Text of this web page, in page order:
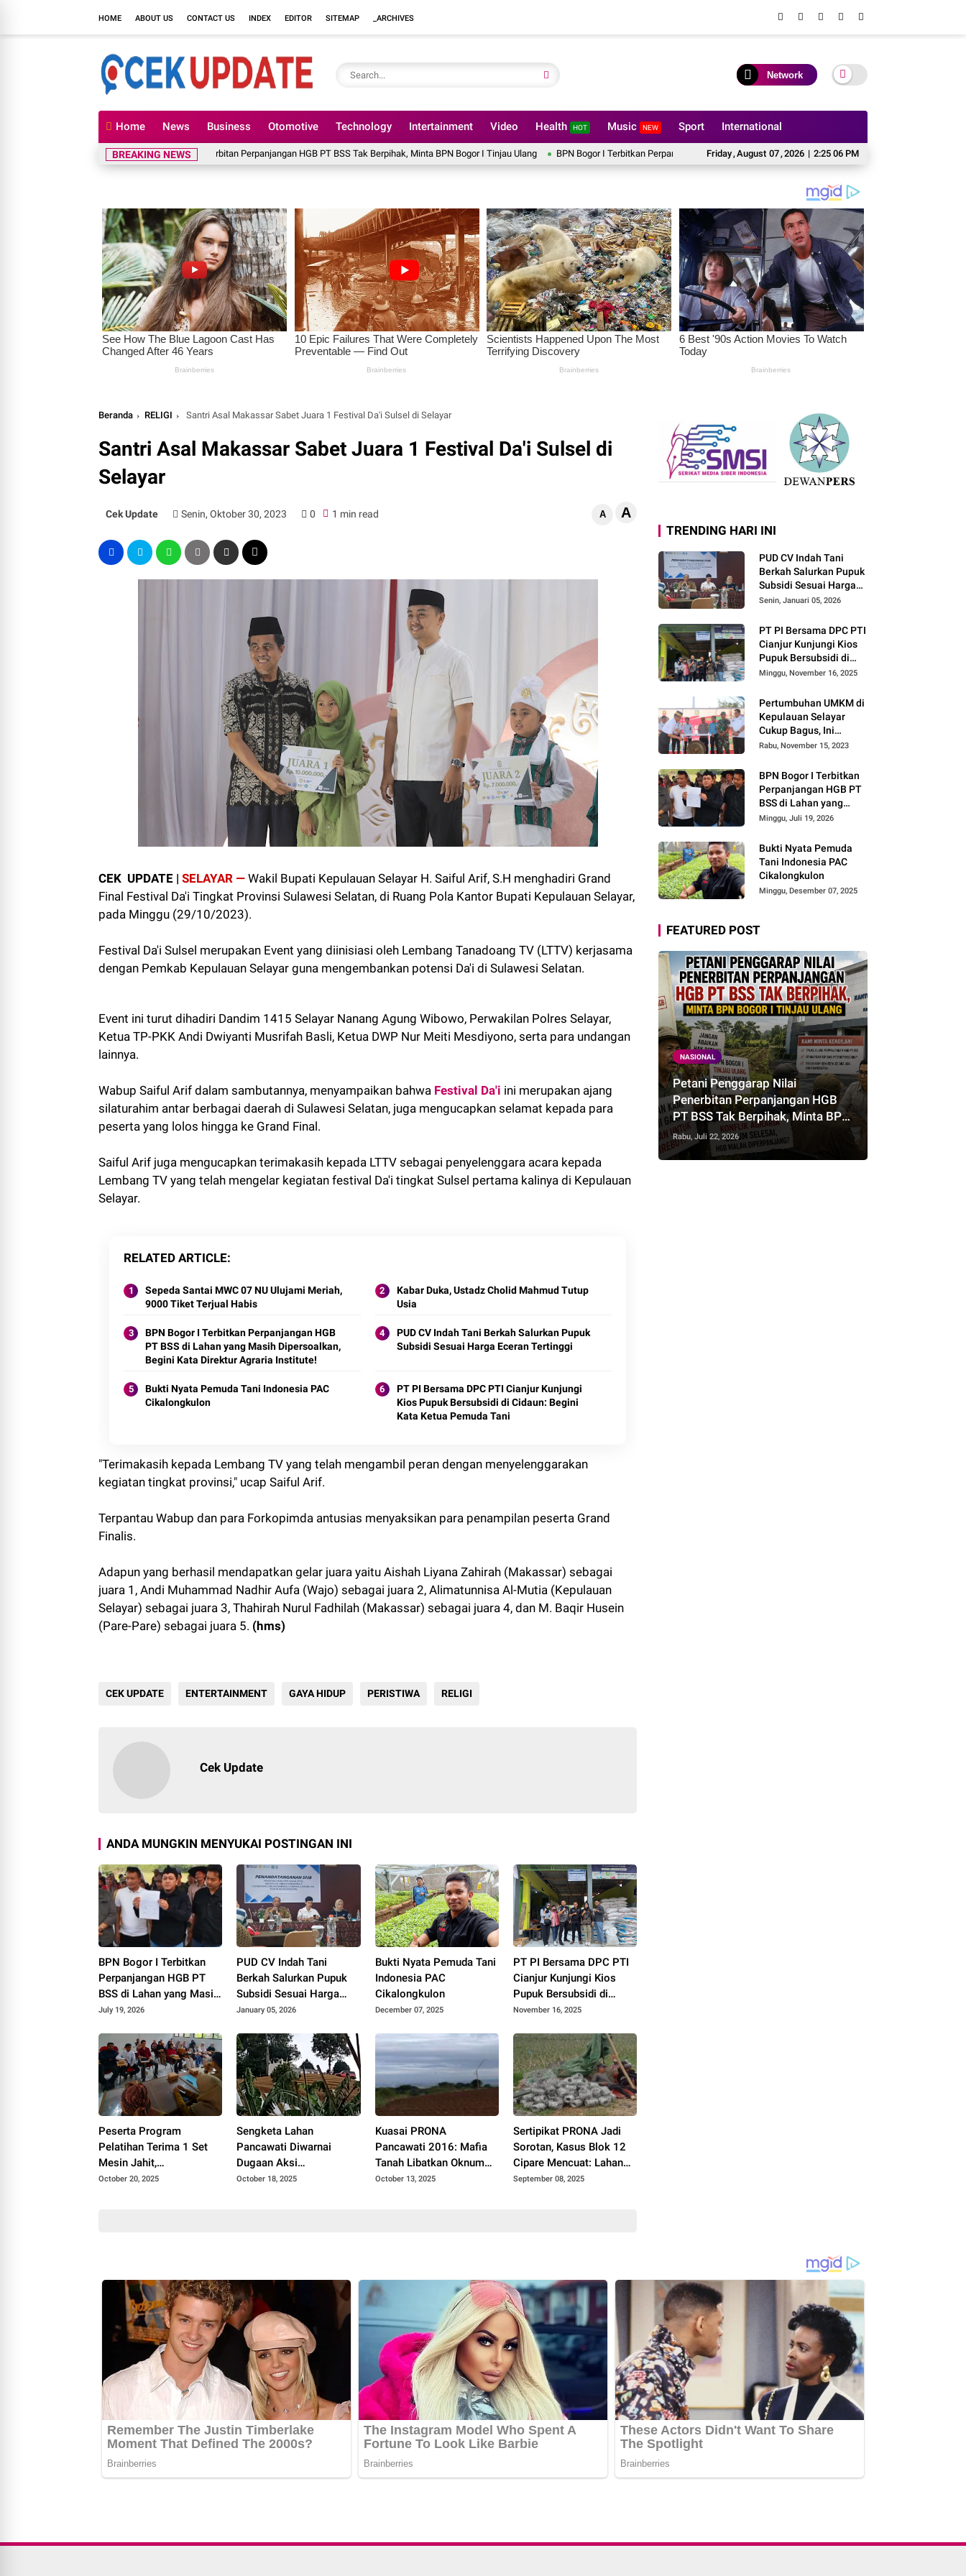
HOME ABOUT US CONTACT US INDEX EDITOR SITEMAP _ARCHIVES
Network
Home News Business Otomotive Technology Intertainment Video Health HOT Music NEW Sport International
Friday,August 07,2026 | 2:25 07 PM
BREAKING NEWS
Petani Penggarap Nilai Penerbitan Perpanjangan HGB PT BSS Tak Berpihak, Minta BPN Bogor I Tinjau Ulang BPN Bogor I Terbitkan Perpanjangan HGB PT BSS di Lahan yang Masih Dipersoalkan, Begini Kata Direktur
Beranda RELIGI Santri Asal Makassar Sabet Juara 1 Festival Da'i Sulsel di Selayar
Santri Asal Makassar Sabet Juara 1 Festival Da'i Sulsel di
Selayar
Cek Update Senin, Oktober 30, 2023 0 1 min read A A
CEK UPDATE | SELAYAR — Wakil Bupati Kepulauan Selayar H. Saiful Arif, S.H menghadiri Grand
Final Festival Da'i Tingkat Provinsi Sulawesi Selatan, di Ruang Pola Kantor Bupati Kepulauan Selayar,
pada Minggu (29/10/2023).
Festival Da'i Sulsel merupakan Event yang diinisiasi oleh Lembang Tanadoang TV (LTTV) kerjasama
dengan Pemkab Kepulauan Selayar guna mengembankan potensi Da'i di Sulawesi Selatan.
Event ini turut dihadiri Dandim 1415 Selayar Nanang Agung Wibowo, Perwakilan Polres Selayar,
Ketua TP-PKK Andi Dwiyanti Musrifah Basli, Ketua DWP Nur Meiti Mesdiyono, serta para undangan
lainnya.
Wabup Saiful Arif dalam sambutannya, menyampaikan bahwa Festival Da'i ini merupakan ajang
silaturahim antar berbagai daerah di Sulawesi Selatan, juga mengucapkan selamat kepada para
peserta yang lolos hingga ke Grand Final.
Saiful Arif juga mengucapkan terimakasih kepada LTTV sebagai penyelenggara acara kepada
Lembang TV yang telah mengelar kegiatan festival Da'i tingkat Sulsel pertama kalinya di Kepulauan
Selayar.
RELATED ARTICLE
Sepeda Santai MWC 07 NU Ulujami Meriah,
9000 Tiket Terjual Habis
Kabar Duka, Ustadz Cholid Mahmud Tutup
Usia
BPN Bogor I Terbitkan Perpanjangan HGB
PT BSS di Lahan yang Masih Dipersoalkan,
Begini Kata Direktur Agraria Institute!
PUD CV Indah Tani Berkah Salurkan Pupuk
Subsidi Sesuai Harga Eceran Tertinggi
Bukti Nyata Pemuda Tani Indonesia PAC
Cikalongkulon
PT PI Bersama DPC PTI Cianjur Kunjungi
Kios Pupuk Bersubsidi di Cidaun: Begini
Kata Ketua Pemuda Tani
"Terimakasih kepada Lembang TV yang telah mengambil peran dengan menyelenggarakan
kegiatan tingkat provinsi," ucap Saiful Arif.
Terpantau Wabup dan para Forkopimda antusias menyaksikan para penampilan peserta Grand
Finalis.
Adapun yang berhasil mendapatkan gelar juara yaitu Aishah Liyana Zahirah (Makassar) sebagai
juara 1, Andi Muhammad Nadhir Aufa (Wajo) sebagai juara 2, Alimatunnisa Al-Mutia (Kepulauan
Selayar) sebagai juara 3, Thahirah Nurul Fadhilah (Makassar) sebagai juara 4, dan M. Baqir Husein
(Pare-Pare) sebagai juara 5. (hms)
CEK UPDATE ENTERTAINMENT GAYA HIDUP PERISTIWA RELIGI
Cek Update
ANDA MUNGKIN MENYUKAI POSTINGAN INI
BPN Bogor I Terbitkan
Perpanjangan HGB PT
BSS di Lahan yang Masih
Dipersoalkan, Begini Kata
July 19, 2026
PUD CV Indah Tani
Berkah Salurkan Pupuk
Subsidi Sesuai Harga
Eceran Tertinggi
January 05, 2026
Bukti Nyata Pemuda Tani
Indonesia PAC
Cikalongkulon
December 07, 2025
PT PI Bersama DPC PTI
Cianjur Kunjungi Kios
Pupuk Bersubsidi di
Cidaun: Begini Kata Ketua
November 16, 2025
Peserta Program
Pelatihan Terima 1 Set
Mesin Jahit,
Disnakertrans Cianjur:
October 20, 2025
Sengketa Lahan
Pancawati Diwarnai
Dugaan Aksi
Penyerobotan, Perusakan
October 18, 2025
Kuasai PRONA
Pancawati 2016: Mafia
Tanah Libatkan Oknum
Pejabat, Profesi Hukum
October 13, 2025
Sertipikat PRONA Jadi
Sorotan, Kasus Blok 12
Cipare Mencuat: Lahan
Petani Pancawati
September 08, 2025
TRENDING HARI INI
PUD CV Indah Tani
Berkah Salurkan Pupuk
Subsidi Sesuai Harga
Eceran Tertinggi
Senin, Januari 05, 2026
PT PI Bersama DPC PTI
Cianjur Kunjungi Kios
Pupuk Bersubsidi di
Cidaun: Begini Kata
Minggu, November 16, 2025
Pertumbuhan UMKM di
Kepulauan Selayar
Cukup Bagus, Ini
Buktinya
Rabu, November 15, 2023
BPN Bogor I Terbitkan
Perpanjangan HGB PT
BSS di Lahan yang
Masih Dipersoalkan,
Agraria Institute!
Minggu, Juli 19, 2026
Bukti Nyata Pemuda
Tani Indonesia PAC
Cikalongkulon
Minggu, Desember 07, 2025
FEATURED POST
NASIONAL
Petani Penggarap Nilai
Penerbitan Perpanjangan HGB
PT BSS Tak Berpihak, Minta BPN
Bogor I Tinjau Ulang
Rabu, Juli 22, 2026